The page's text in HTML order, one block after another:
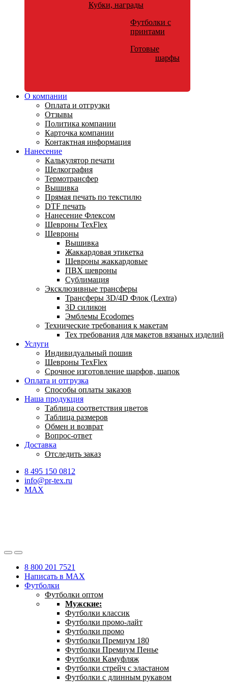
Кубки, награды
Футболки с
принтами
Готовые
шарфы
О компании
Оплата и отгрузки
Отзывы
Политика компании
Карточка компании
Контактная информация
Нанесение
Калькулятор печати
Шелкография
Термотрансфер
Вышивка
Прямая печать по текстилю
DTF печать
Нанесение Флексом
Шевроны TexFlex
Шевроны
Вышивка
Жаккардовая этикетка
Шевроны жаккардовые
ПВХ шевроны
Сублимация
Эксклюзивные трансферы
Трансферы 3D/4D Флок (Lextra)
3D силикон
Эмблемы Ecodomes
Технические требования к макетам
Тех требования для макетов вязаных изделий
Услуги
Индивидуальный пошив
Шевроны TexFlex
Срочное изготовление шарфов, шапок
Оплата и отгрузка
Способы оплаты заказов
Наша продукция
Таблица соответствия цветов
Таблица размеров
Обмен и возврат
Вопрос-ответ
Доставка
Отследить заказ
8 495 150 0812
info@pr-tex.ru
MAX
8 800 201 7521
Написать в MAX
Футболки
Футболки оптом
Мужские:
Футболки классик
Футболки промо-лайт
Футболки промо
Футболки Премиум 180
Футболки Премиум Пенье
Футболки Камуфляж
Футболки стрейч с эластаном
Футболки с длинным рукавом